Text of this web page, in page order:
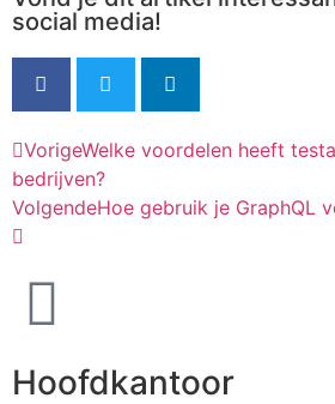
social media!
VorigeWelke voordelen heeft
bedrijven?
VolgendeHoe gebruik je GraphQL
Hoofdkantoor